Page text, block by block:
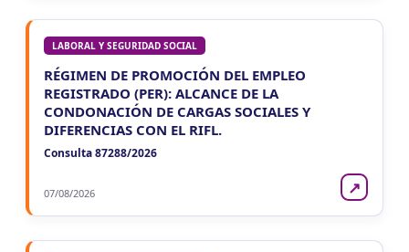
LABORAL Y SEGURIDAD SOCIAL
RÉGIMEN DE PROMOCIÓN DEL EMPLEO
REGISTRADO (PER): ALCANCE DE LA
CONDONACIÓN DE CARGAS SOCIALES Y
DIFERENCIAS CON EL RIFL.
Consulta 87288/2026
07/08/2026 ↗